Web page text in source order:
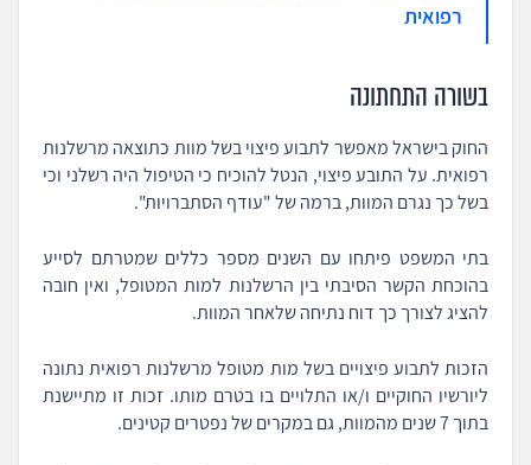
רפואית
בשורה התחתונה
החוק בישראל מאפשר לתבוע פיצוי בשל מוות כתוצאה מרשלנות
רפואית. על התובע פיצוי, הנטל להוכיח כי הטיפול היה רשלני וכי
בשל כך נגרם המוות, ברמה של "עודף הסתברויות".
בתי המשפט פיתחו עם השנים מספר כללים שמטרתם לסייע
בהוכחת הקשר הסיבתי בין הרשלנות למות המטופל, ואין חובה
להציג לצורך כך דוח נתיחה שלאחר המוות.
הזכות לתבוע פיצויים בשל מות מטופל מרשלנות רפואית נתונה
ליורשיו החוקיים ו/או התלויים בו בטרם מותו. זכות זו מתיישנת
בתוך 7 שנים מהמוות, גם במקרים של נפטרים קטינים.